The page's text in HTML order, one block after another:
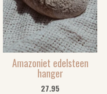
Amazoniet edelsteen
hanger
27.95